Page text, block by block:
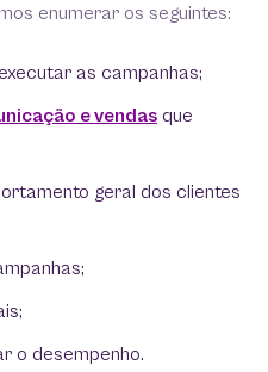
enumerar os seguintes:
as campanhas;
e vendas que
geral dos clientes
o desempenho.